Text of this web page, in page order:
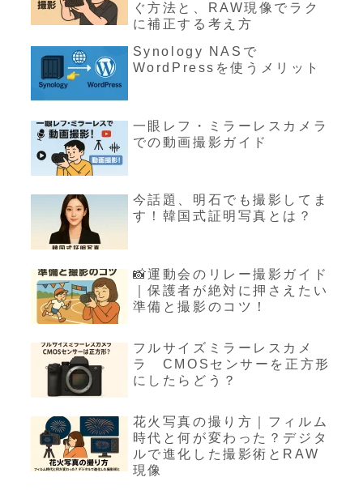
ぐ方法と、RAW現像でラク
に補正する考え方
Synology NASで
WordPressを使うメリット
一眼レフ・ミラーレスカメラ
での動画撮影ガイド
今話題、明石でも撮影してま
す！韓国式証明写真とは？
📸運動会のリレー撮影ガイド
｜保護者が絶対に押さえたい
準備と撮影のコツ！
フルサイズミラーレスカメ
ラ CMOSセンサーを正方形
にしたらどう？
花火写真の撮り方｜フィルム
時代と何が変わった？デジタ
ルで進化した撮影術とRAW
現像